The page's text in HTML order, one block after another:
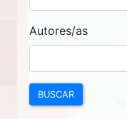
Autores/as
BUSCAR